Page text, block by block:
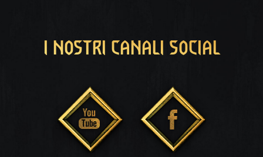
I NOSTRI CANALI SOCIAL